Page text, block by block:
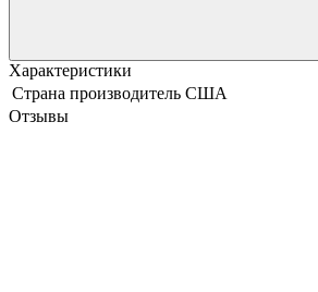
Характеристики
Страна производитель США
Отзывы